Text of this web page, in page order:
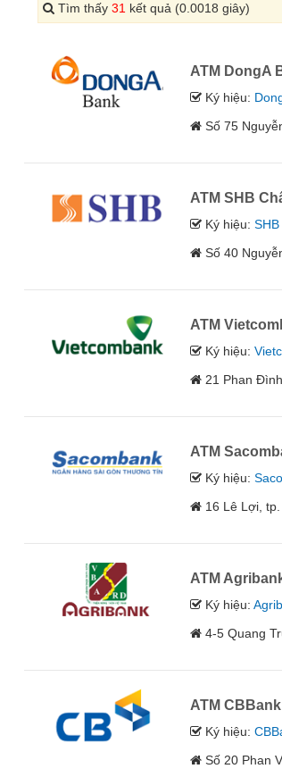
Tìm thấy 31 kết quả (0.0018 giây)
ATM DongA
Ký hiệu:
Số 75
ATM SHB
Ký hiệu:SHB
Số 40
ATM
Ký hiệu:
21 Phan
ATM
Ký hiệu:
16 Lê Lợi,
ATM
Ký hiệu:
4-5 Quang
ATM
Ký hiệu:
Số 20 Phan